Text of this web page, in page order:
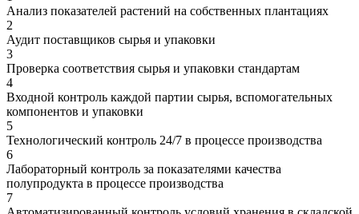
Анализ показателей растений на собственных плантациях
2
Аудит поставщиков сырья и упаковки
3
Проверка соответствия сырья и упаковки стандартам
4
Входной контроль каждой партии сырья, вспомогательных
компонентов и упаковки
5
Технологический контроль 24/7 в процессе производства
6
Лабораторный контроль за показателями качества
полупродукта в процессе производства
7